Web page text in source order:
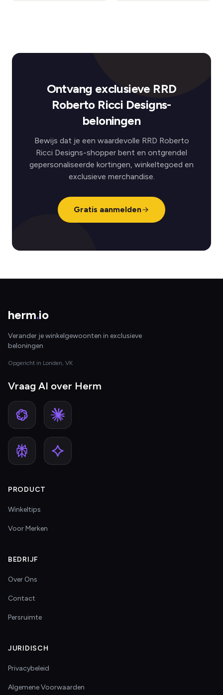
Ontvang exclusieve RRD
Roberto Ricci Designs-
beloningen
Bewijs dat je een waardevolle RRD Roberto
Ricci Designs-shopper bent en ontgrendel
gepersonaliseerde kortingen, winkeltegoed en
exclusieve merchandise.
Gratis aanmelden
herm.io
Verander je winkelgewoonten in exclusieve
beloningen
Opgericht in Londen, VK
Vraag AI over Herm
PRODUCT
Winkeltips
Voor Merken
BEDRIJF
Over Ons
Contact
Persruimte
JURIDISCH
Privacybeleid
Algemene Voorwaarden